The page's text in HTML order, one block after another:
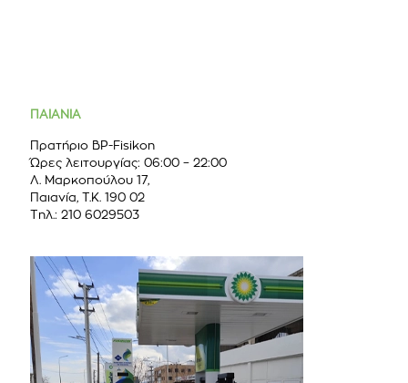
ΠΑΙΑΝΙΑ
Πρατήριο BP-Fisikon
Ώρες λειτουργίας: 06:00 – 22:00
Λ. Μαρκοπούλου 17,
Παιανία, Τ.Κ. 190 02
Τηλ.: 210 6029503